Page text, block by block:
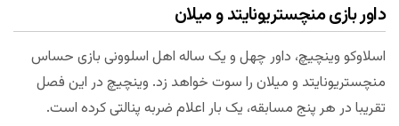
داور بازی منچستریونایتد و میلان
اسلاوکو وینچیچ، داور چهل و یک ساله اهل اسلوونی بازی حساس
منچستریونایتد و میلان را سوت خواهد زد. وینچیچ در این فصل
تقریبا در هر پنج مسابقه، یک بار اعلام ضربه پنالتی کرده است.